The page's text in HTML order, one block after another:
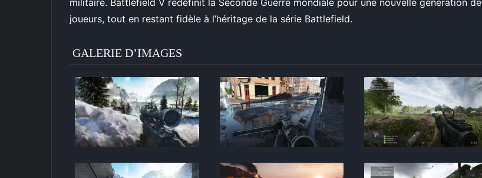
militaire. Battlefield V redéfinit la Seconde Guerre mondiale pour une nouvelle génération de
joueurs, tout en restant fidèle à l’héritage de la série Battlefield.
GALERIE D’IMAGES